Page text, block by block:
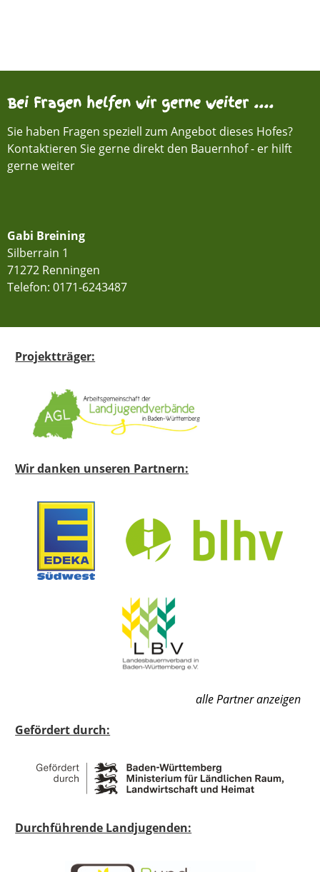
Bei Fragen helfen wir gerne weiter ....
Sie haben Fragen speziell zum Angebot dieses Hofes?
Kontaktieren Sie gerne direkt den Bauernhof - er hilft
gerne weiter
Gabi Breining
Silberrain 1
71272 Renningen
Telefon: 0171-6243487
Projektträger:
Wir danken unseren Partnern:
alle Partner anzeigen
Gefördert durch:
Durchführende Landjugenden: